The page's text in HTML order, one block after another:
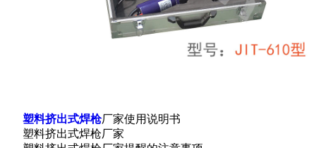
塑料挤出式焊枪厂家使用说明书
塑料挤出式焊枪厂家